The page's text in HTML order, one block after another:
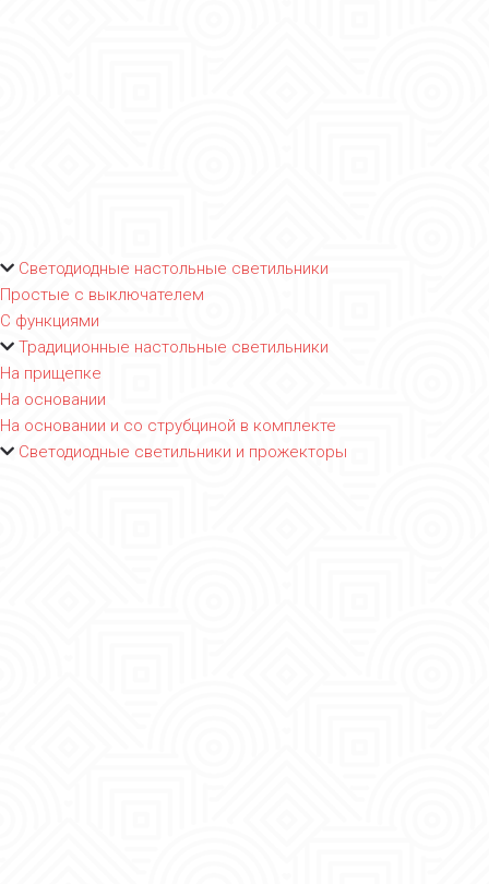
Светодиодные настольные светильники
Простые с выключателем
С функциями
Традиционные настольные светильники
На прищепке
На основании
На основании и со струбциной в комплекте
Светодиодные светильники и прожекторы